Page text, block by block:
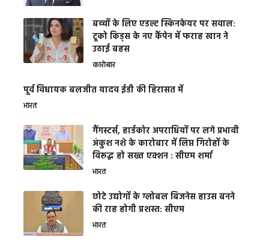
बच्चों के लिए एडल्ट स्किनकेयर पर सवाल:
टूको किड्स के नए कैंपेन में फराह खान ने
उठाई बहस
कारोबार
पूर्व विधायक बलजीत यादव ईडी की हिरासत में
भारत
गैंगस्टर्स, हार्डकोर अपराधियों पर लगे प्रभावी
अंकुश नशे के कारोबार में लिप्त गिरोहों के
विरूद्ध हो सख्त एक्शन : सीएम शर्मा
भारत
छोटे उद्योगों के ग्लोबल बिजनेस हाउस बनने
की राह होगी प्रशस्त: सीएम
भारत